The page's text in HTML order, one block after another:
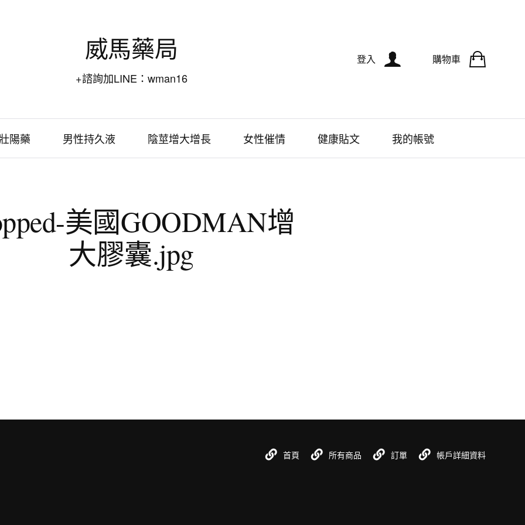
威馬藥局
+諮詢加LINE：wman16
登入 購物車
陽藥 男性持久液 陰莖增大增長 女性催情 健康貼文 我的帳號
美國GOODMAN增
大膠囊.jpg
首頁 所有商品 訂單 帳戶詳細資料